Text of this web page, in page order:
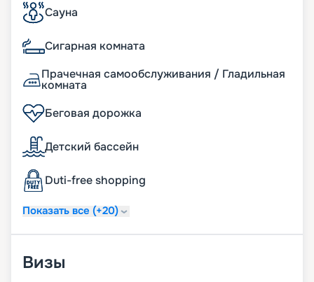
MSC Musica!
Сауна
Сигарная комната
Прачечная самообслуживания / Гладильная
комната
Беговая дорожка
Детский бассейн
Duti-free shopping
Показать все (+20)
Визы